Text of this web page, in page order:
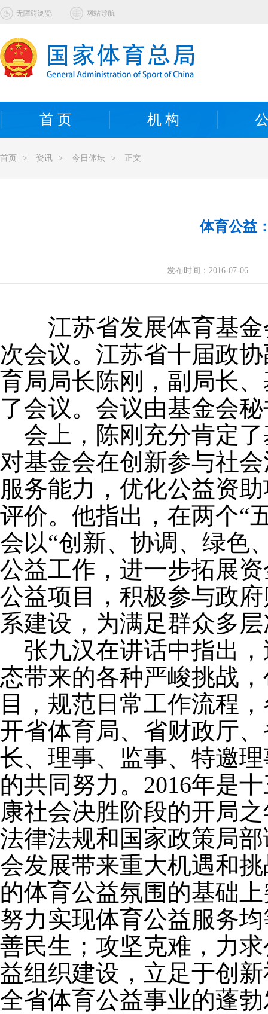
无障碍浏览 网站导航
首 页 机 构
首页 > 资讯 > 今日体坛 > 正文
体育公益
发布时间： 2016-07-06
江苏省发展体育基金
次会议。江苏省十届政
育局局长陈刚，副局长
了会议。会议由基金会
会上，陈刚充分肯定了
对基金会在创新参与社
服务能力，优化公益资
评价。他指出，在两个“
会以“创新、协调、绿色
公益工作，进一步拓展
公益项目，积极参与政
系建设，为满足群众多
张九汉在讲话中指出，
态带来的各种严峻挑战
目，规范日常工作流程
开省体育局、省财政厅
长、理事、监事、特邀
的共同努力。2016年是
康社会决胜阶段的开局
法律法规和国家政策局
会发展带来重大机遇和
的体育公益氛围的基础
努力实现体育公益服务
善民生；攻坚克难，力
益组织建设，立足于创
全省体育公益事业的蓬